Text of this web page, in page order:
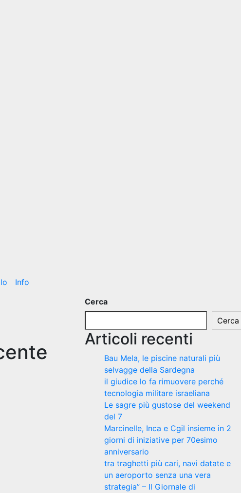
Info
Cerca
Cerca
Articoli recenti
Bau Mela, le piscine naturali più
selvagge della Sardegna
il giudice lo fa rimuovere perché
tecnologia militare israeliana
Le sagre più gustose del weekend
del 7
Marcinelle, Inca e Cgil insieme in 2
giorni di iniziative per 70esimo
anniversario
tra traghetti più cari, navi datate e
un aeroporto senza una vera
strategia” – Il Giornale di